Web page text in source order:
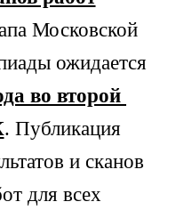
Московской
во второй
. Публикация
и сканов
для всех